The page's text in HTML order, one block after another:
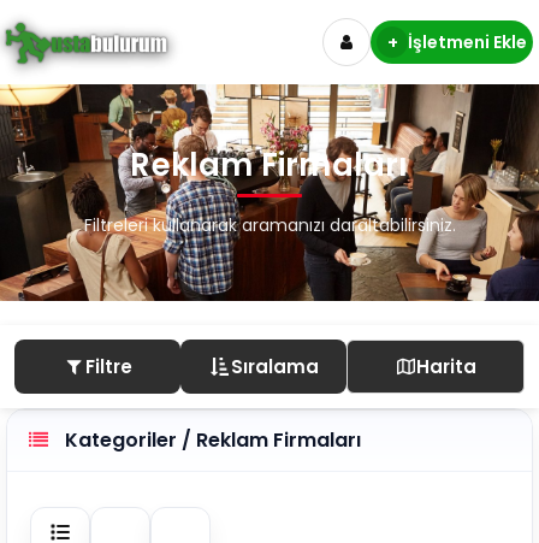
+ İşletmeni Ekle
Reklam Firmaları
Filtreleri kullanarak aramanızı daraltabilirsiniz.
Filtre Sıralama Harita
Kategoriler / Reklam Firmaları